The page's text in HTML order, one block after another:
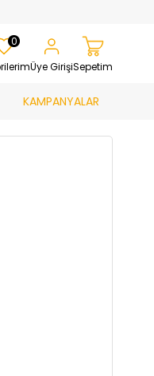
0
Üye GirişiSepetim
KAMPANYALAR